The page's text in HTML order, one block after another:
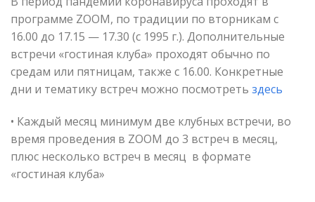
программе ZOOM, по традиции по вторникам с
16.00 до 17.15 — 17.30 (с 1995 г.). Дополнительные
встречи «гостиная клуба» проходят обычно по
средам или пятницам, также с 16.00. Конкретные
дни и тематику встреч можно посмотреть здесь
• Каждый месяц минимум две клубных встречи, во
время проведения в ZOOM до 3 встреч в месяц,
плюс несколько встреч в месяц в формате
«гостиная клуба»